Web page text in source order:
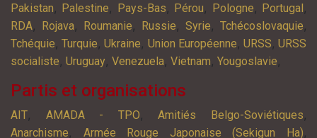
Pakistan, Palestine, Pays-Bas, Pérou, Pologne, Portugal ,
RDA, Rojava, Roumanie, Russie, Syrie, Tchécoslovaquie,
Tchéquie,Turquie,Ukraine, Union Européenne, URSS,URSS
socialiste, Uruguay, Venezuela, Vietnam, Yougoslavie,
Partis et organisations
AIT, AMADA - TPO,Amitiés Belgo-Soviétiques,
Anarchisme, Armée Rouge Japonaise (Sekigun Ha),